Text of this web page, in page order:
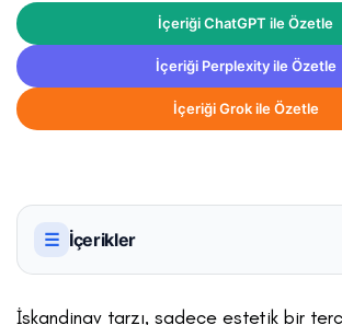
İçeriği ChatGPT ile Özetle
İçeriği Perplexity ile Özetle
İçeriği Grok ile Özetle
☰ İçerikler
İskandinav tarzı, sadece estetik bir